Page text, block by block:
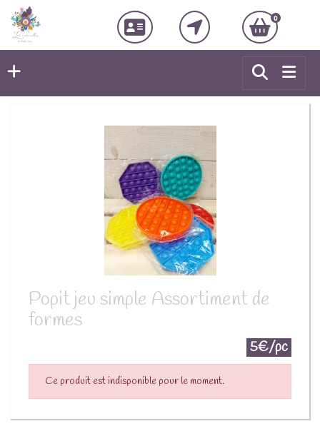
0
Popit jeu simple Assortiment de
formes
5€/pc
Ce produit est indisponible pour le moment.